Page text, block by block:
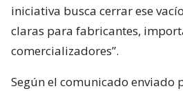
iniciativa busca cerrar ese
claras para fabricantes,
comercializadores”.
Según el comunicado enviado